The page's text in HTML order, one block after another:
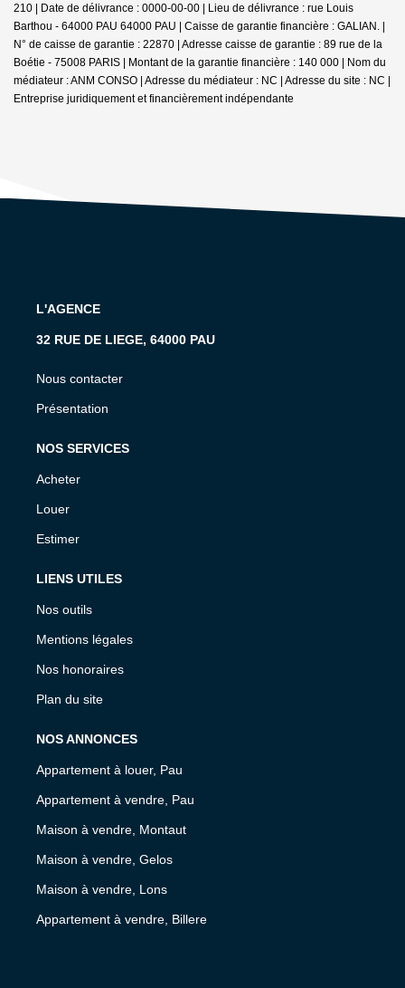
210 | Date de délivrance : 0000-00-00 | Lieu de délivrance : rue Louis
Barthou - 64000 PAU 64000 PAU | Caisse de garantie financière : GALIAN. |
N° de caisse de garantie : 22870 | Adresse caisse de garantie : 89 rue de la
Boétie - 75008 PARIS | Montant de la garantie financière : 140 000 | Nom du
médiateur : ANM CONSO | Adresse du médiateur : NC | Adresse du site : NC |
Entreprise juridiquement et financièrement indépendante
L'AGENCE
32 RUE DE LIEGE, 64000 PAU
Nous contacter
Présentation
NOS SERVICES
Acheter
Louer
Estimer
LIENS UTILES
Nos outils
Mentions légales
Nos honoraires
Plan du site
NOS ANNONCES
Appartement à louer, Pau
Appartement à vendre, Pau
Maison à vendre, Montaut
Maison à vendre, Gelos
Maison à vendre, Lons
Appartement à vendre, Billere